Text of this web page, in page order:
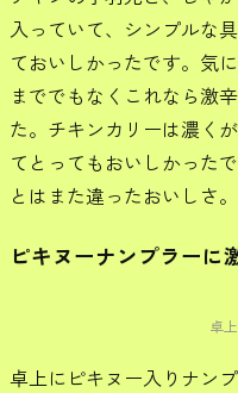
入っていて、シンプルな
ておいしかったです。気
まででもなくこれなら激
た。チキンカリーは濃く
てとってもおいしかった
とはまた違ったおいしさ。
ピキヌーナンプラーに
卓
卓上にピキヌー入りナン